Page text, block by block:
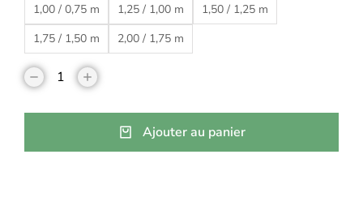
1,00 / 0,75 m 1,25 / 1,00 m
1,50 / 1,25 m
1,75 / 1,50 m
2,00 / 1,75 m
Ajouter au panier